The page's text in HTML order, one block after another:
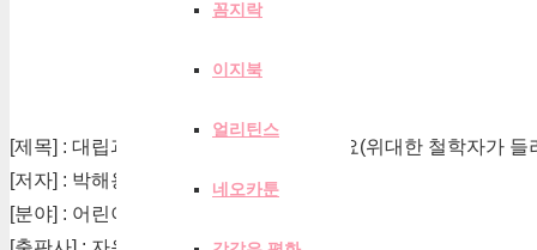
꼼지락
이지북
얼리틴스
네오카툰
[제목] : 대립과 모순을 통해 세상을 배워요(위대한 철학자가
[저자] : 박해용
[분야] : 어린이